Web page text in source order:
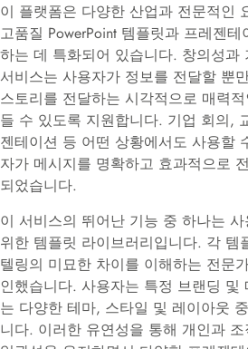
이 플랫폼은 다양한 산업과 전문적인
고품질 PowerPoint 템플릿과 프레젠
하는 데 특화되어 있습니다. 창의성과
서비스는 사용자가 정보를 전달할 뿐
스토리를 전달하는 시각적으로 매력
들 수 있도록 지원합니다. 기업 회의,
젠테이션 등 어떤 상황에서도 사용할
자가 메시지를 명확하고 효과적으로
되었습니다.
이 서비스의 뛰어난 기능 중 하나는
위한 템플릿 라이브러리입니다. 각 템
텔링의 미묘한 차이를 이해하는 전문
인했습니다. 사용자는 특정 브랜딩 및
는 다양한 테마, 스타일 및 레이아웃
니다. 이러한 유연성을 통해 개인과